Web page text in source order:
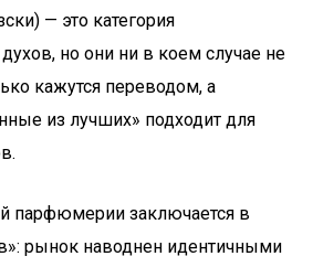
— это категория
но они ни в коем случае не
кажутся переводом, а
из лучших» подходит для
парфюмерии заключается в
рынок наводнен идентичными